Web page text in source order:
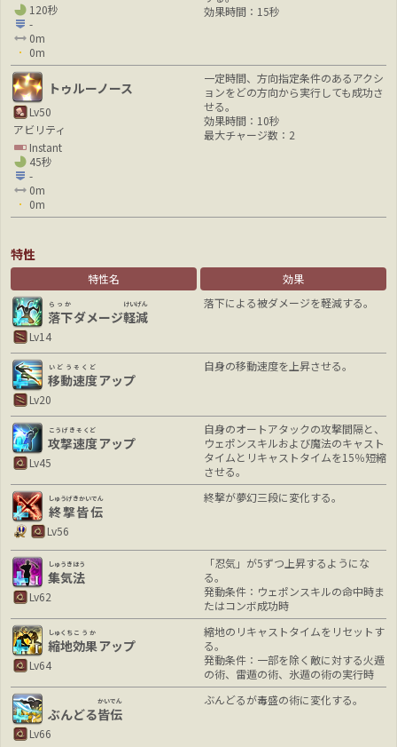
120秒
-
0m
0m
効果時間：15秒
トゥルーノース
Lv50
アビリティ
Instant
45秒
-
0m
0m
一定時間、方向指定条件のあるアクシ
ョンをどの方向から実行しても成功さ
せる。
効果時間：10秒
最大チャージ数：2
特性
特性名 効果
落下
らっか
ダメージ軽減
けいげん
Lv14
落下による被ダメージを軽減する。
移動速度
いどうそくど
アップ
Lv20
自身の移動速度を上昇させる。
攻撃速度
こうげきそくど
アップ
Lv45
自身のオートアタックの攻撃間隔と、
ウェポンスキルおよび魔法のキャスト
タイムとリキャストタイムを15％短縮
させる。
終撃皆伝
しゅうげきかいでん
Lv56
終撃が夢幻三段に変化する。
集気法
しゅうきほう
Lv62
「忍気」が5ずつ上昇するようにな
る。
発動条件：ウェポンスキルの命中時ま
たはコンボ成功時
縮地
しゅくち
効果
こうか
アップ
Lv64
縮地のリキャストタイムをリセットす
る。
発動条件：一部を除く敵に対する火遁
の術、雷遁の術、氷遁の術の実行時
ぶんどる皆伝
かいでん
Lv66
ぶんどるが毒盛の術に変化する。